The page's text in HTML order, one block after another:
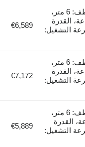
حالة المركبة: جديد، اتساع الخطف: 6 متر،
هكتار / ساعة، القدرة
حصان، سرعة التشغيل:
€6,589
حالة المركبة: جديد، اتساع الخطف: 6 متر،
هكتار / ساعة، القدرة
حصان، سرعة التشغيل:
€7,172
حالة المركبة: جديد، اتساع الخطف: 6 متر،
/ ساعة، القدرة
حصان، سرعة التشغيل:
€5,889